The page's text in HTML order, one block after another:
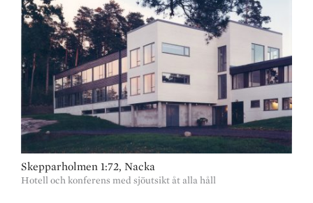
Skepparholmen 1:72, Nacka
Hotell och konferens med sjöutsikt åt alla håll